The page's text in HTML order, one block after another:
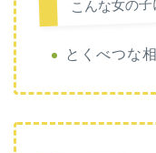
とくべつな